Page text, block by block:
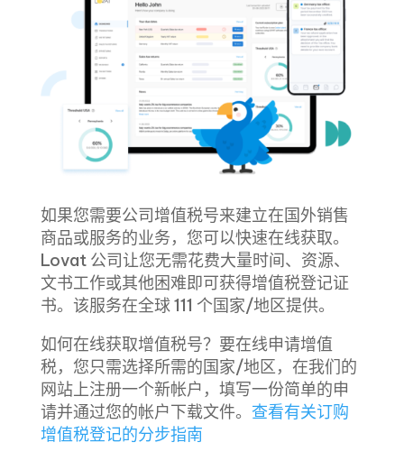
如果您需要公司增值税号来建立在国外销售
商品或服务的业务，您可以快速在线获取。
Lovat 公司让您无需花费大量时间、资源、
文书工作或其他困难即可获得增值税登记证
书。该服务在全球 111 个国家/地区提供。
如何在线获取增值税号？要在线申请增值
税，您只需选择所需的国家/地区，在我们的
网站上注册一个新帐户，填写一份简单的申
请并通过您的帐户下载文件。 查看有关订购
增值税登记的分步指南